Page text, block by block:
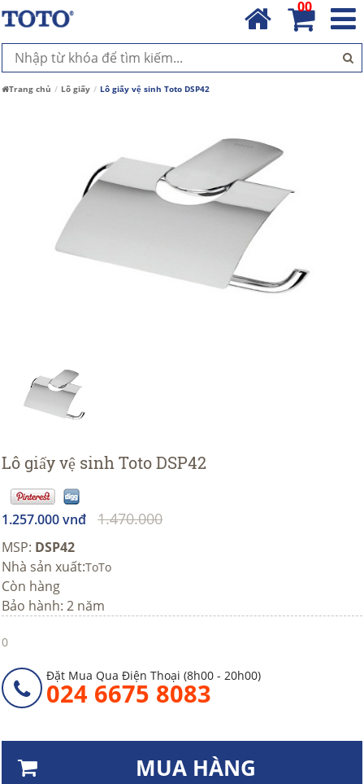
00
Trang chủ Lô giấy Lô giấy vệ sinh Toto DSP42
Lô giấy vệ sinh Toto DSP42
1.257.000 vnđ 1.470.000
MSP: DSP42
Nhà sản xuất:ToTo
Còn hàng
Bảo hành: 2 năm
0
Đặt Mua Qua Điện Thoại (8h00 - 20h00)
024 6675 8083
MUA HÀNG